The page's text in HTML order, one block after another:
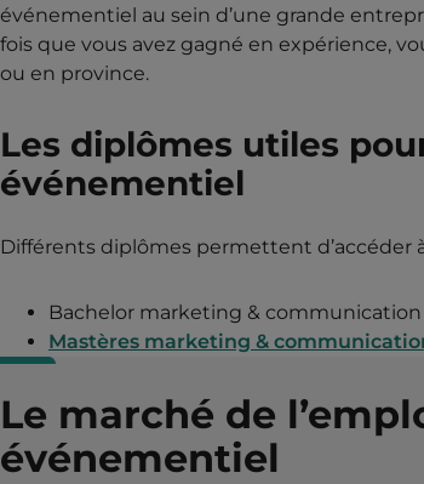
événementiel au sein d’une grande
fois que vous avez gagné en expérience,
ou en province.
Les diplômes utiles
événementiel
Différents diplômes permettent
Bachelor marketing & communication
Mastères marketing &
Le marché de
événementiel